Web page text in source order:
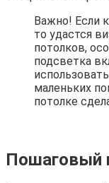
Важно! Если
то удастся
потолков,
подсветка
маленьких
потолке
Пошаговый